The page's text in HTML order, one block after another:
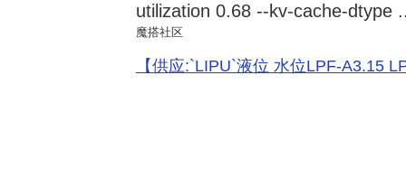
utilization 0.68 --kv-cache-dtype
魔搭社区
【供应:`LIPU`液位 水位LPF-A3.15